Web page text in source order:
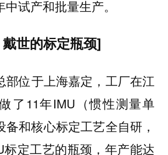
试产和批量生产。
世的标定瓶颈]
部位于上海嘉定，工厂在江
了11年IMU（惯性测量单
和核心标定工艺全自研，
标定工艺的瓶颈，年产能达